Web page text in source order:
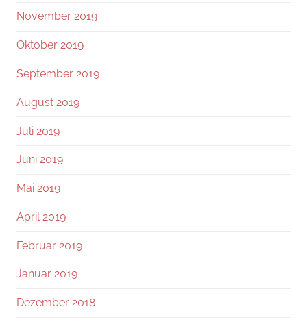
November 2019
Oktober 2019
September 2019
August 2019
Juli 2019
Juni 2019
Mai 2019
April 2019
Februar 2019
Januar 2019
Dezember 2018